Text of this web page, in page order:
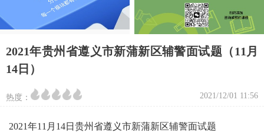
2021年贵州省遵义市新蒲新区辅警面试题（11月
14日）
热度： 2021/12/01 11:56
2021年11月14日贵州省遵义市新蒲新区辅警面试题